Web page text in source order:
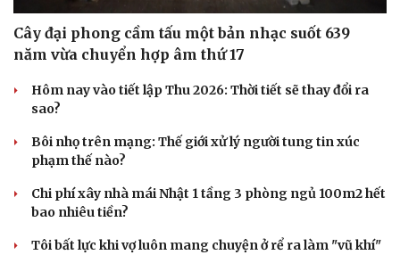
Cây đại phong cầm tấu một bản nhạc suốt 639
năm vừa chuyển hợp âm thứ 17
Hôm nay vào tiết lập Thu 2026: Thời tiết sẽ thay đổi ra
sao?
Bôi nhọ trên mạng: Thế giới xử lý người tung tin xúc
phạm thế nào?
Chi phí xây nhà mái Nhật 1 tầng 3 phòng ngủ 100m2 hết
bao nhiêu tiền?
Tôi bất lực khi vợ luôn mang chuyện ở rể ra làm "vũ khí"